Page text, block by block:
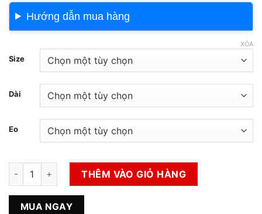
Hướng dẫn mua hàng
Size
Dài
Eo
XÓA
Đầm 2hand số lượngTHÊM VÀO GIỎ HÀNG
MUA NGAY